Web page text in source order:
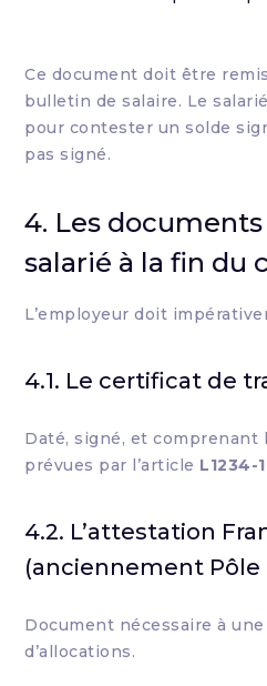
Ce document doit être
bulletin de salaire. Le
pour contester un solde
pas signé.
4. Les
salarié à la fin du
L’employeur doit
4.1. Le certificat de
Daté, signé, et comprenant
prévues par l’article L1234-
4.2. L’attestation
(anciennement Pôle
Document nécessaire à
d’allocations.